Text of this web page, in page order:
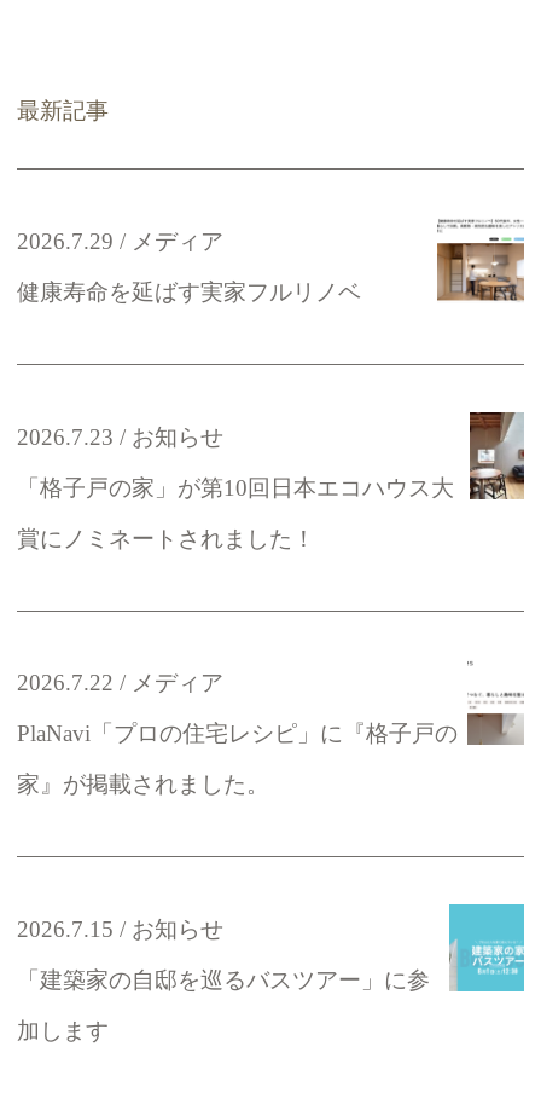
最新記事
2026.7.29
メディア
健康寿命を延ばす実家フルリノベ
2026.7.23
お知らせ
「格子戸の家」が第10回日本エコハウス大
賞にノミネートされました！
2026.7.22
メディア
PlaNavi「プロの住宅レシピ」に『格子戸の
家』が掲載されました。
2026.7.15
お知らせ
「建築家の自邸を巡るバスツアー」に参
加します